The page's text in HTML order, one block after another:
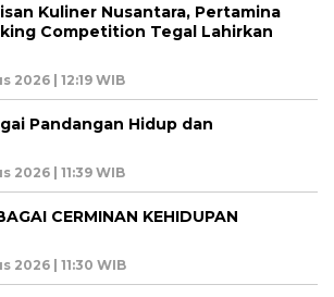
Kuliner Nusantara, Pertamina
Competition Tegal Lahirkan
2026 | 12:19 WIB
Pandangan Hidup dan
2026 | 11:39 WIB
CERMINAN KEHIDUPAN
2026 | 11:30 WIB